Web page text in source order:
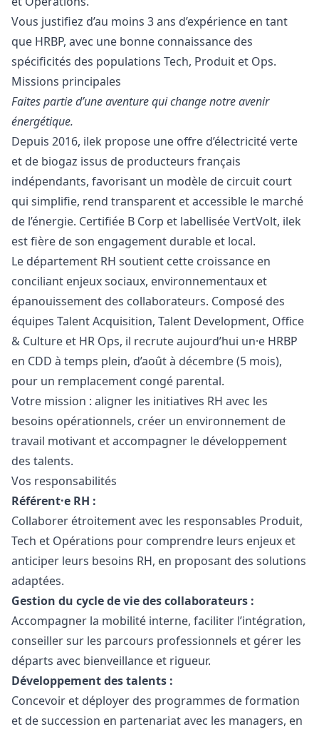
Vous justifiez d’au moins 3 ans d’expérience en tant
que HRBP, avec une bonne connaissance des
spécificités des populations Tech, Produit et Ops.
Missions principales
Faites partie d’une aventure qui change notre avenir
énergétique.
Depuis 2016, ilek propose une offre d’électricité verte
et de biogaz issus de producteurs français
indépendants, favorisant un modèle de circuit court
qui simplifie, rend transparent et accessible le marché
de l’énergie. Certifiée B Corp et labellisée VertVolt, ilek
est fière de son engagement durable et local.
Le département RH soutient cette croissance en
conciliant enjeux sociaux, environnementaux et
épanouissement des collaborateurs. Composé des
équipes Talent Acquisition, Talent Development, Office
& Culture et HR Ops, il recrute aujourd’hui un·e HRBP
en CDD à temps plein, d’août à décembre (5 mois),
pour un remplacement congé parental.
Votre mission : aligner les initiatives RH avec les
besoins opérationnels, créer un environnement de
travail motivant et accompagner le développement
des talents.
Vos responsabilités
Référent·e RH :
Collaborer étroitement avec les responsables Produit,
Tech et Opérations pour comprendre leurs enjeux et
anticiper leurs besoins RH, en proposant des solutions
adaptées.
Gestion du cycle de vie des collaborateurs :
Accompagner la mobilité interne, faciliter l’intégration,
conseiller sur les parcours professionnels et gérer les
départs avec bienveillance et rigueur.
Développement des talents :
Concevoir et déployer des programmes de formation
et de succession en partenariat avec les managers, en